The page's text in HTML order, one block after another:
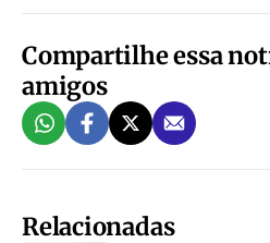
Compartilhe essa
amigos
Relacionadas